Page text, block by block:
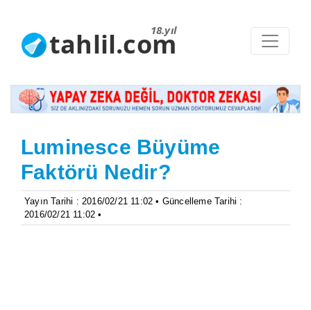
18.yıl
tahlil.com
Luminesce Büyüme
Faktörü Nedir?
Yayın Tarihi : 2016/02/21 11:02 • Güncelleme Tarihi :
2016/02/21 11:02 •